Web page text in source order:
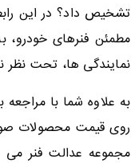
تشخیص داد؟ در این
مطمئن فنرهای خودرو،
نمایندگی ها، تحت نظر
به علاوه شما با
روی قیمت محصولات
مجموعه عدالت فنر می